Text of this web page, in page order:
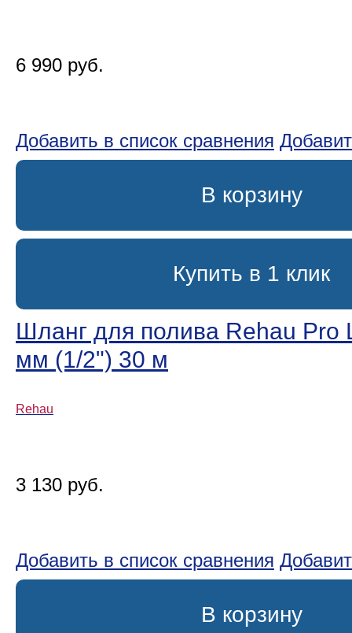
6 990 руб.
Добавить в список сравнения
В корзину
Купить в 1 клик
Шланг для полива Rehau Pro
мм (1/2ʺ) 30 м
Rehau
3 130 руб.
Добавить в список сравнения
В корзину